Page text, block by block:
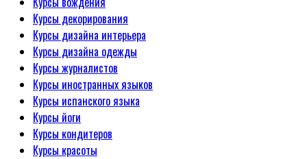
Курсы декорирования
Курсы дизайна интерьера
Курсы дизайна одежды
Курсы журналистов
Курсы иностранных языков
Курсы испанского языка
Курсы йоги
Курсы кондитеров
Курсы красоты